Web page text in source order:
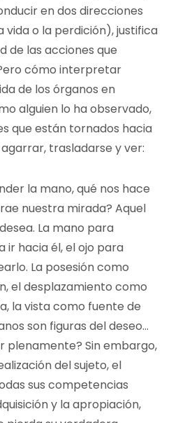
en dos direcciones
vida o la perdición), justifica
de las acciones que
cómo interpretar
de los órganos en
alguien lo ha observado,
que están tornados hacia
trasladarse y ver:
la mano, qué nos hace
nuestra mirada? Aquel
La mano para
ir hacia él, el ojo para
La posesión como
el desplazamiento como
la vista como fuente de
son figuras del deseo…
plenamente? Sin embargo,
del sujeto, el
sus competencias
y la apropiación,